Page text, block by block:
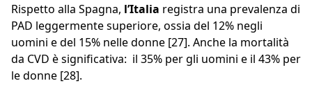
Rispetto alla Spagna, l’Italia registra una prevalenza di
PAD leggermente superiore, ossia del 12% negli
uomini e del 15% nelle donne [27]. Anche la mortalità
da CVD è significativa: il 35% per gli uomini e il 43% per
le donne [28].